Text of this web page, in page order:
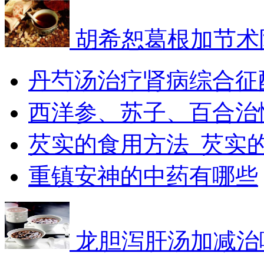
胡希恕葛根加节
丹芍汤治疗肾病综合征
西洋参、苏子、百合治
芡实的食用方法_芡实
​重镇安神的中药有哪些
龙胆泻肝汤加减